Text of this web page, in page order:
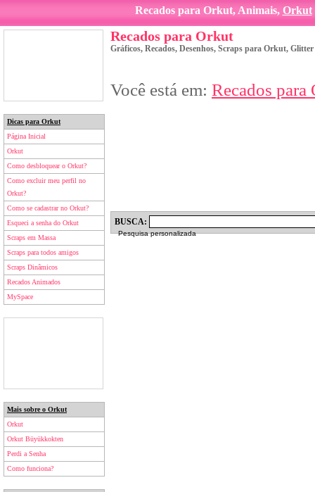
Recados para Orkut, Animais, Orkut
Dicas para Orkut
Página Inicial
Orkut
Como desbloquear o Orkut?
Como excluir meu perfil no
Orkut?
Como se cadastrar no Orkut?
Esqueci a senha do Orkut
Scraps em Massa
Scraps para todos amigos
Scraps Dinâmicos
Recados Animados
MySpace
Mais sobre o Orkut
Orkut
Orkut Büyükkokten
Perdi a Senha
Como funciona?
Recados para Orkut
Gráficos, Recados, Desenhos, Scraps para Orkut,
Você está em: Recados para
BUSCA:
Pesquisa personalizada